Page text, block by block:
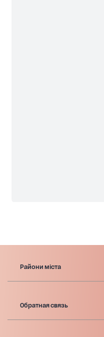
Райони міста
Обратная связь